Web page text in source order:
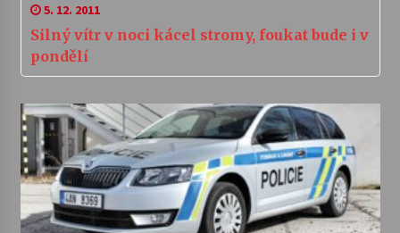
5. 12. 2011
Silný vítr v noci kácel stromy, foukat bude i v
pondělí